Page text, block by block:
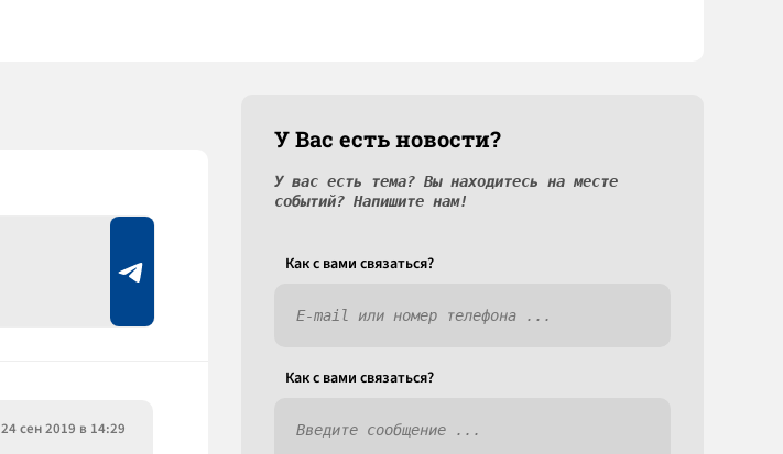
24 сен 2019 в 14:29
У Вас есть новости?
У вас есть тема? Вы находитесь на месте
событий? Напишите нам!
Как c вами связаться?
Как c вами связаться?